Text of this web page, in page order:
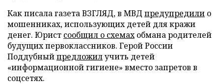
Как писала газета ВЗГЛЯД, в МВД предупредили о
мошенниках, использующих детей для кражи
денег. Юрист сообщил о схемахобмана родителей
будущих первоклассников. Герой России
Поддубныйпредложилучить детей
«информационной гигиене» вместо запретов в
соцсетях.